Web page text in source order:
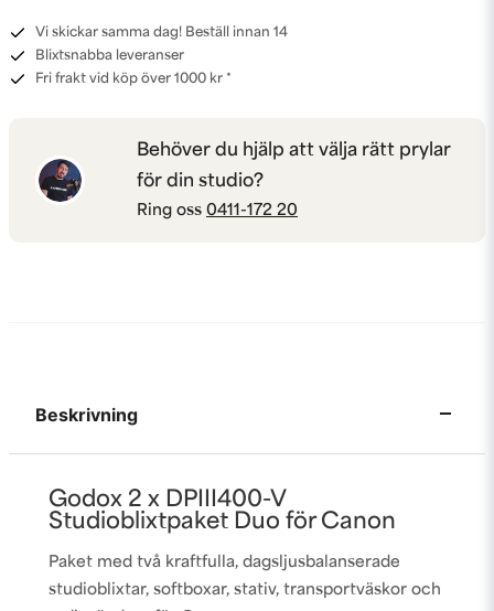
Vi skickar samma dag! Beställ innan 14
Blixtsnabba leveranser
Fri frakt vid köp över 1000 kr *
Behöver du hjälp att välja rätt prylar
för din studio?
Ring oss 0411-172 20
Beskrivning
Godox 2 x DPIII400-V
Studioblixtpaket Duo för Canon
Paket med två kraftfulla, dagsljusbalanserade
studioblixtar, softboxar, stativ, transportväskor och